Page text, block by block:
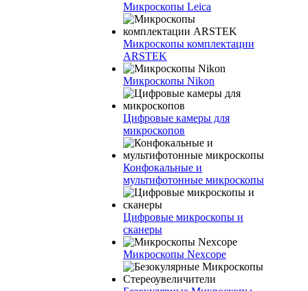
Микроскопы Leica
Микроскопы комплектации
ARSTEK
Микроскопы Nikon
Цифровые камеры для
микроскопов
Конфокальные и
мультифотонные микроскопы
Цифровые микроскопы и
сканеры
Микроскопы Nexcope